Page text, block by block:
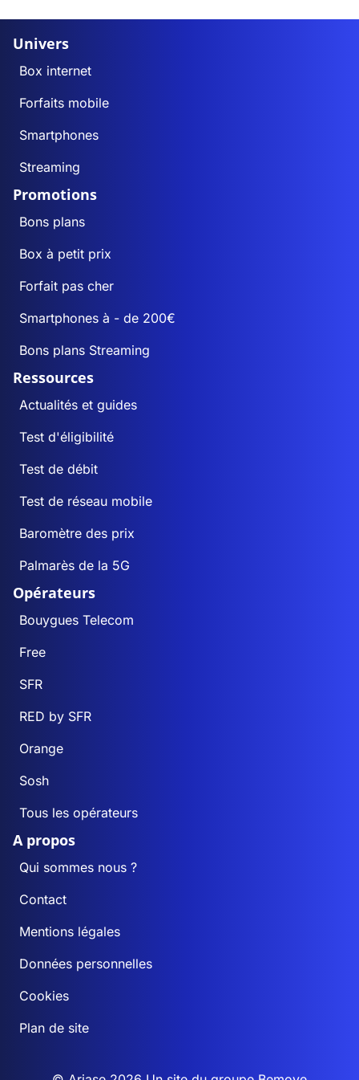
Univers
Box internet
Forfaits mobile
Smartphones
Streaming
Promotions
Bons plans
Box à petit prix
Forfait pas cher
Smartphones à - de 200€
Bons plans Streaming
Ressources
Actualités et guides
Test d'éligibilité
Test de débit
Test de réseau mobile
Baromètre des prix
Palmarès de la 5G
Opérateurs
Bouygues Telecom
Free
SFR
RED by SFR
Orange
Sosh
Tous les opérateurs
A propos
Qui sommes nous ?
Contact
Mentions légales
Données personnelles
Cookies
Plan de site